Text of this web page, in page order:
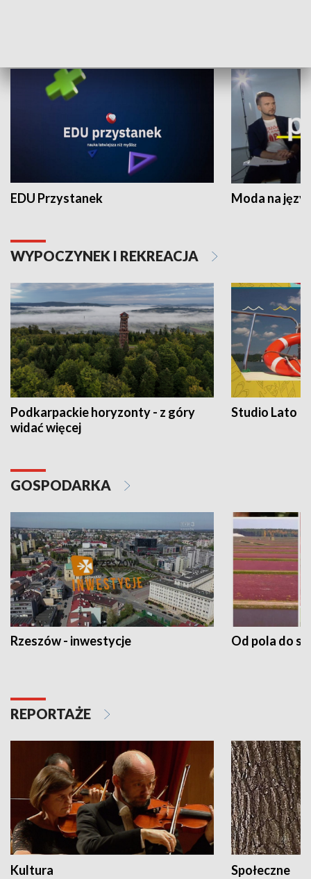
EDU Przystanek Moda na
WYPOCZYNEK I REKREACJA
Podkarpackie horyzonty - z góry
widać więcej
Studio Lato
GOSPODARKA
Rzeszów - inwestycje Od pola do
REPORTAŻE
Kultura Społeczne